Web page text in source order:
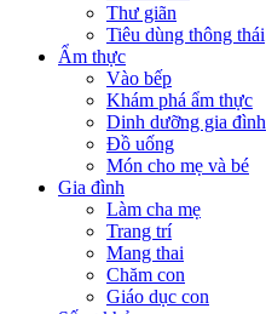
Thư giãn
Tiêu dùng thông thái
Ẩm thực
Vào bếp
Khám phá ẩm thực
Dinh dưỡng gia đình
Đồ uống
Món cho mẹ và bé
Gia đình
Làm cha mẹ
Trang trí
Mang thai
Chăm con
Giáo dục con